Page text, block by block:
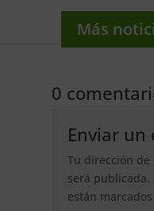
Más
0
Enviar
Tu dirección
será publicada.
están